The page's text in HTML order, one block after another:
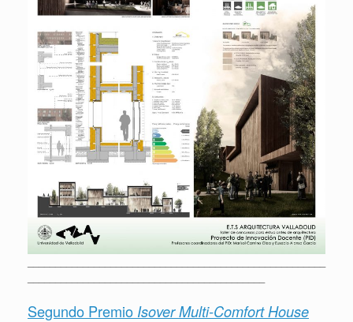
Segundo Premio Isover Multi-Comfort House